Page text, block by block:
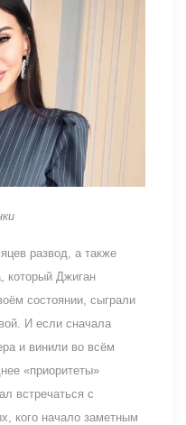
развод, а также
который Джиган
состоянии, сыграли
И если сначала
и винили во всём
«приоритеты»
встречаться с
кого начало заметным